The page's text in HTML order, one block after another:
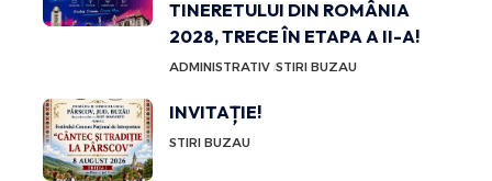
TINERETULUI DIN ROMÂNIA
2028, TRECE ÎN ETAPA A II-A!
ADMINISTRATIV STIRI BUZAU
INVITAȚIE!
STIRI BUZAU